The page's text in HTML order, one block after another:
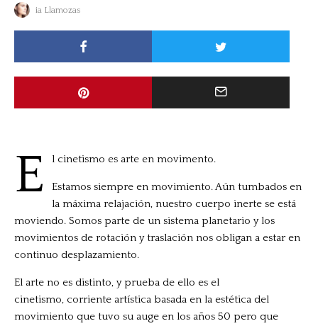
ia Llamozas
E l cinetismo es arte en movimento.
Estamos siempre en movimiento. Aún tumbados en
la máxima relajación, nuestro cuerpo inerte se está
moviendo. Somos parte de un sistema planetario y los
movimientos de rotación y traslación nos obligan a estar en
continuo desplazamiento.
El arte no es distinto, y prueba de ello es el
cinetismo, corriente artística basada en la estética del
movimiento que tuvo su auge en los años 50 pero que